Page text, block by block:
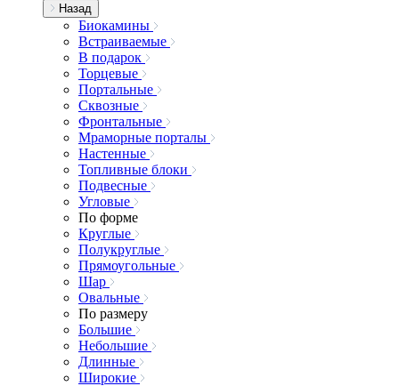
Назад
Биокамины
Встраиваемые
В подарок
Торцевые
Портальные
Сквозные
Фронтальные
Мраморные порталы
Настенные
Топливные блоки
Подвесные
Угловые
По форме
Круглые
Полукруглые
Прямоугольные
Шар
Овальные
По размеру
Большие
Небольшие
Длинные
Широкие